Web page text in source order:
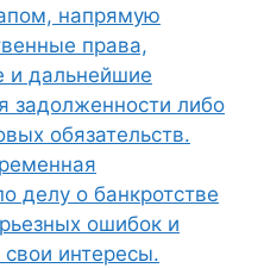
напрямую
права,
и дальнейшие
задолженности либо
обязательств.
делу о банкротстве
ошибок и
интересы.